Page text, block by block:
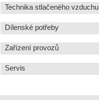
Technika stlačeného vzduchu
Dílenské potřeby
Zařízení provozů
Servis